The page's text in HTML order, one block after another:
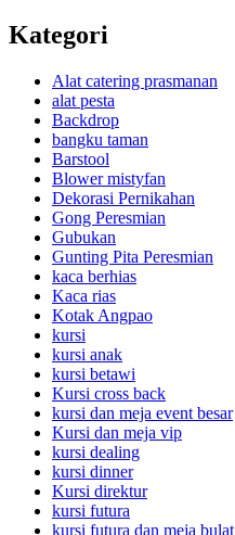
Kategori
Alat catering prasmanan
alat pesta
Backdrop
bangku taman
Barstool
Blower mistyfan
Dekorasi Pernikahan
Gong Peresmian
Gubukan
Gunting Pita Peresmian
kaca berhias
Kaca rias
Kotak Angpao
kursi
kursi anak
kursi betawi
Kursi cross back
kursi dan meja event besar
Kursi dan meja vip
kursi dealing
kursi dinner
Kursi direktur
kursi futura
kursi futura dan meja bulat